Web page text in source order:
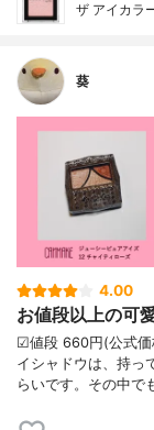
ザ アイカラ
葵
4.00
お値段以上の可
☑︎値段 660円(公式価
イシャドウは、持っ
らいです。その中で